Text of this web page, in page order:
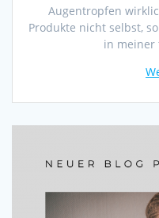
Augentropfen
Produkte nicht selbst,
in meiner